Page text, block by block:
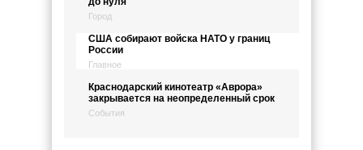
Город
США собирают войска НАТО у границ
России
Главное
Краснодарский кинотеатр «Аврора»
закрывается на неопределенный срок
События